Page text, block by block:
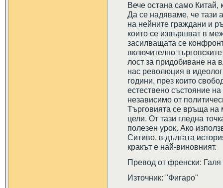
Вече остана само Китай,
Да се надяваме, че тази
на нейните граждани и
които се извършват в
засилващата се
включително
лост за придобиване на
нас революция в
години, през които
естествено състояние
независимо от
Търговията се връща на
цели. От тази гледна
полезен урок. Ако
Ситиво, в дългата
кракът е най-виновният.
Превод от френски: Галя
Източник: "Фигаро"